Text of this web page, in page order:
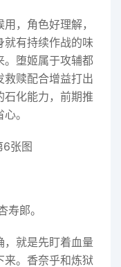
，角色好理解，
就有持续作战的味
。堕姬属于攻辅都
救赎配合增益打出
石化能力，前期推
。
郞。
，就是先盯着血量
来。香奈乎和炼狱